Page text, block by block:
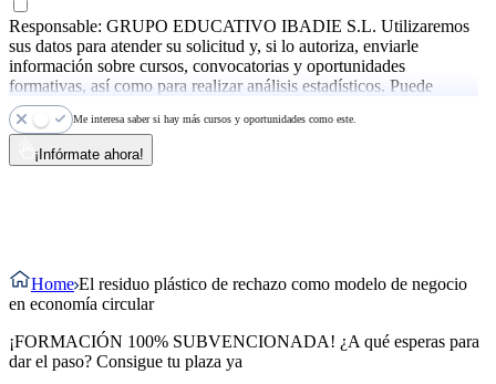
Responsable: GRUPO EDUCATIVO IBADIE S.L. Utilizaremos
sus datos para atender su solicitud y, si lo autoriza, enviarle
información sobre cursos, convocatorias y oportunidades
formativas, así como para realizar análisis estadísticos. Puede
ejercer sus derechos y consultar más información en la
privacidad.
Me interesa saber si hay más cursos y oportunidades como este.
¡Infórmate ahora!
Home El residuo plástico de rechazo como modelo de negocio
en economía circular
¡FORMACIÓN 100% SUBVENCIONADA! ¿A qué esperas para
dar el paso? Consigue tu plaza ya